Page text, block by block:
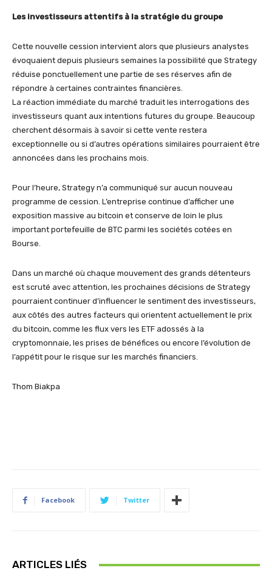
Les investisseurs attentifs à la stratégie du groupe
Cette nouvelle cession intervient alors que plusieurs analystes
évoquaient depuis plusieurs semaines la possibilité que Strategy
réduise ponctuellement une partie de ses réserves afin de
répondre à certaines contraintes financières.
La réaction immédiate du marché traduit les interrogations des
investisseurs quant aux intentions futures du groupe. Beaucoup
cherchent désormais à savoir si cette vente restera
exceptionnelle ou si d’autres opérations similaires pourraient être
annoncées dans les prochains mois.
Pour l’heure, Strategy n’a communiqué sur aucun nouveau
programme de cession. L’entreprise continue d’afficher une
exposition massive au bitcoin et conserve de loin le plus
important portefeuille de BTC parmi les sociétés cotées en
Bourse.
Dans un marché où chaque mouvement des grands détenteurs
est scruté avec attention, les prochaines décisions de Strategy
pourraient continuer d’influencer le sentiment des investisseurs,
aux côtés des autres facteurs qui orientent actuellement le prix
du bitcoin, comme les flux vers les ETF adossés à la
cryptomonnaie, les prises de bénéfices ou encore l’évolution de
l’appétit pour le risque sur les marchés financiers.
Thom Biakpa
Facebook Twitter
ARTICLES LIÉS